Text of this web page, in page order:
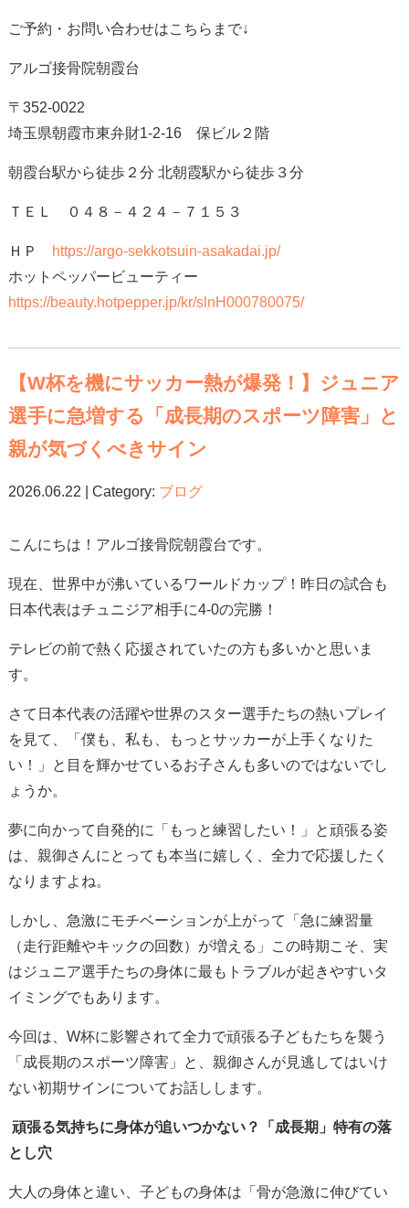
ご予約・お問い合わせはこちらまで↓
アルゴ接骨院朝霞台
〒352-0022
埼玉県朝霞市東弁財1-2-16 保ビル２階
朝霞台駅から徒歩２分 北朝霞駅から徒歩３分
ＴＥＬ ０４８－４２４－７１５３
ＨＰ
https://argo-sekkotsuin-asakadai.jp/
ホットペッパービューティー
https://beauty.hotpepper.jp/kr/slnH000780075/
【W杯を機にサッカー熱が爆発！】ジュニア
選手に急増する「成長期のスポーツ障害」と
親が気づくべきサイン
2026.06.22 | Category: ブログ
こんにちは！アルゴ接骨院朝霞台です。
現在、世界中が沸いているワールドカップ！昨日の試合も
日本代表はチュニジア相手に4-0の完勝！
テレビの前で熱く応援されていたの方も多いかと思いま
す。
さて日本代表の活躍や世界のスター選手たちの熱いプレイ
を見て、「僕も、私も、もっとサッカーが上手くなりた
い！」と目を輝かせているお子さんも多いのではないでし
ょうか。
夢に向かって自発的に「もっと練習したい！」と頑張る姿
は、親御さんにとっても本当に嬉しく、全力で応援したく
なりますよね。
しかし、急激にモチベーションが上がって「急に練習量
（走行距離やキックの回数）が増える」この時期こそ、実
はジュニア選手たちの身体に最もトラブルが起きやすいタ
イミングでもあります。
今回は、W杯に影響されて全力で頑張る子どもたちを襲う
「成長期のスポーツ障害」と、親御さんが見逃してはいけ
ない初期サインについてお話しします。
頑張る気持ちに身体が追いつかない？「成長期」特有の落
とし穴
大人の身体と違い、子どもの身体は「骨が急激に伸びてい